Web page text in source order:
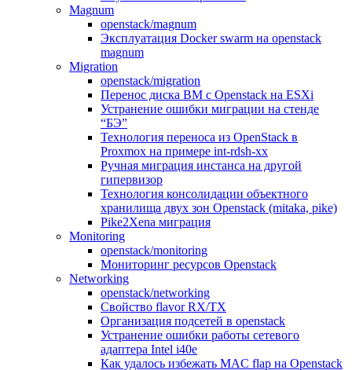
Magnum
openstack/magnum
Эксплуатация Docker swarm на openstack
magnum
Migration
openstack/migration
Перенос диска ВМ с Openstack на ESXi
Устранение ошибки миграции на стенде
“БЭ”
Технология переноса из OpenStack в
Proxmox на примере int-rdsh-xx
Ручная миграция инстанса на другой
гипервизор
Технология консолидации объектного
хранилища двух зон Openstack (mitaka, pike)
Pike2Xena миграция
Monitoring
openstack/monitoring
Мониторинг ресурсов Openstack
Networking
openstack/networking
Свойство flavor RX/TX
Организация подсетей в openstack
Устранение ошибки работы сетевого
адаптера Intel i40e
Как удалось избежать MAC flap на Openstack